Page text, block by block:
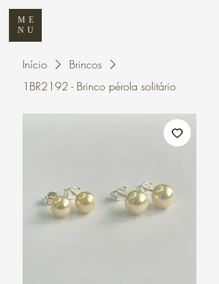
ME
NU
Início
Brincos
1BR2192 - Brinco pérola solitário